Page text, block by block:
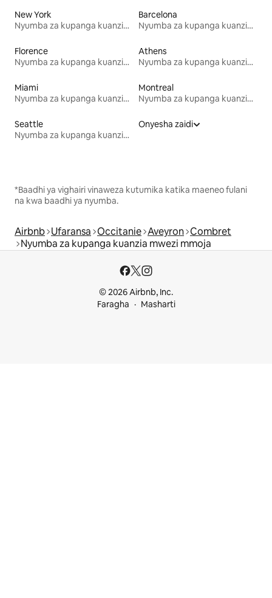
New York
Nyumba za kupanga kuanzia mwezi mmoja
Barcelona
Nyumba za kupanga kuanzia mwezi mmoja
Florence
Nyumba za kupanga kuanzia mwezi mmoja
Athens
Nyumba za kupanga kuanzia mwezi mmoja
Miami
Nyumba za kupanga kuanzia mwezi mmoja
Montreal
Nyumba za kupanga kuanzia mwezi mmoja
Seattle
Nyumba za kupanga kuanzia mwezi mmoja
Onyesha zaidi
*Baadhi ya vighairi vinaweza kutumika katika maeneo fulani
na kwa baadhi ya nyumba.
Airbnb Ufaransa Occitanie Aveyron Combret
Nyumba za kupanga kuanzia mwezi mmoja
© 2026 Airbnb, Inc.
Faragha
Masharti